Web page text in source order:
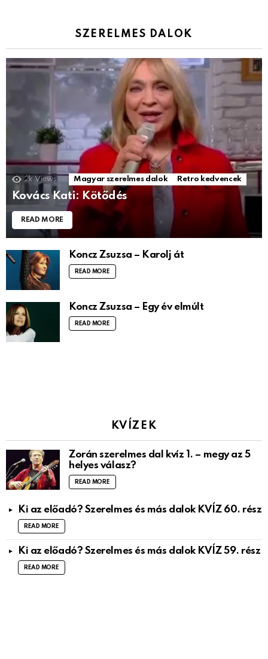
SZERELMES DALOK
2k Views Magyar szerelmes dalok Retro kedvencek
Kovács Kati: Kötődés
READ MORE
Koncz Zsuzsa – Karolj át
READ MORE
Koncz Zsuzsa – Egy év elmúlt
READ MORE
KVÍZEK
Zorán szerelmes dal kvíz 1. – megy az 5
helyes válasz?
READ MORE
Ki az előadó? Szerelmes és más dalok KVÍZ 60. rész
READ MORE
Ki az előadó? Szerelmes és más dalok KVÍZ 59. rész
READ MORE